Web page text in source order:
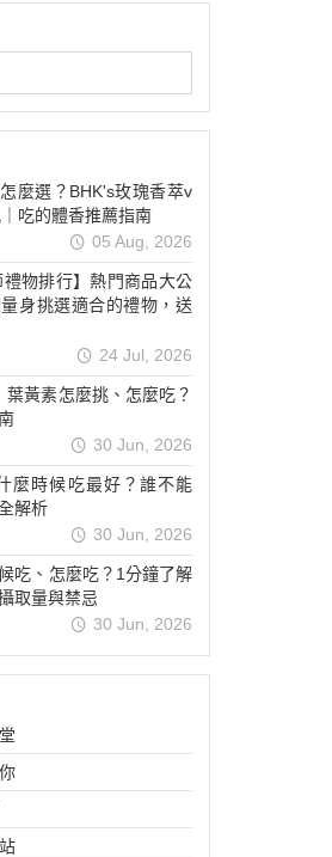
莓/甘露糖
蛋白
性膠原/葡萄糖胺
命(A/B/C/D/E)
質(鈣/鐵/鎂/鋅)
麼選？BHK's玫瑰香萃v
吃的體香推薦指南
05 Aug, 2026
禮物排行】熱門商品大公
身挑選適合的禮物，送
24 Jul, 2026
葉黃素怎麼挑、怎麼吃？
30 Jun, 2026
麼時候吃最好？誰不能
解析
30 Jun, 2026
吃、怎麼吃？1分鐘了解
取量與禁忌
30 Jun, 2026